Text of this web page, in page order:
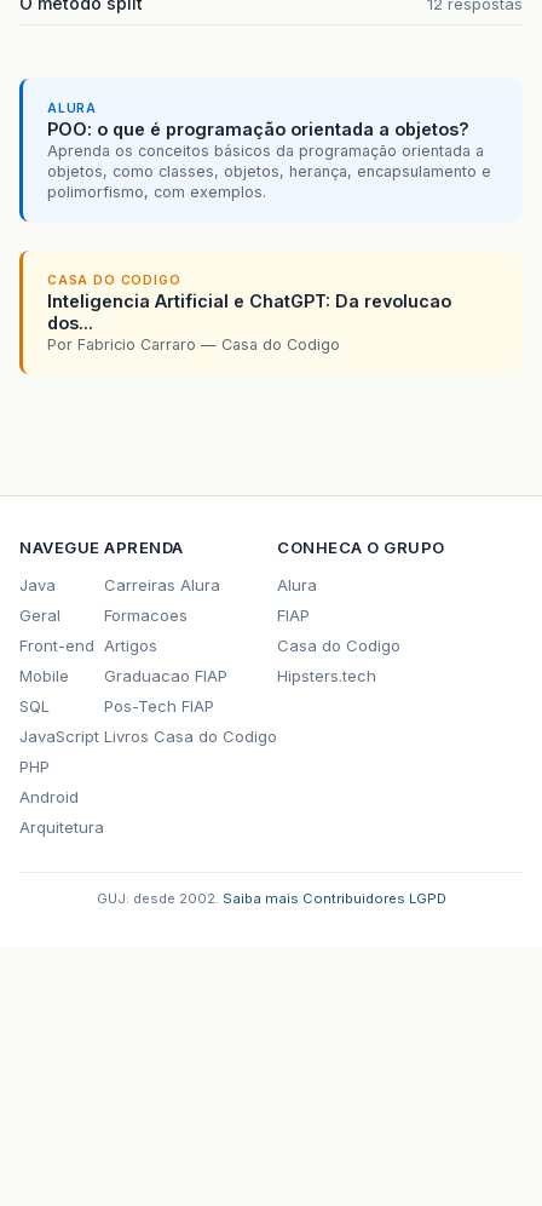
ALURA
POO: o que é programação orientada a objetos?
Aprenda os conceitos básicos da programação orientada a
objetos, como classes, objetos, herança, encapsulamento e
polimorfismo, com exemplos.
CASA DO CODIGO
Inteligencia Artificial e ChatGPT: Da revolucao
dos...
Por Fabricio Carraro — Casa do Codigo
NAVEGUE
Java
Geral
Front-end
Mobile
SQL
JavaScript
PHP
Android
Arquitetura
APRENDA
Carreiras Alura
Formacoes
Artigos
Graduacao FIAP
Pos-Tech FIAP
Livros Casa do Codigo
CONHECA O GRUPO
Alura
FIAP
Casa do Codigo
Hipsters.tech
GUJ: desde 2002. Saiba mais Contribuidores LGPD